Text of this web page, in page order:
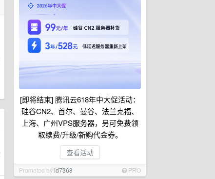
[即将结束] 腾讯云618年中大促活动：
硅谷CN2、首尔、曼谷、法兰克福、
上海、广州VPS服务器，另可免费领
取续费/升级/新购代金券。
查看活动
Promoted byid7368 PRO